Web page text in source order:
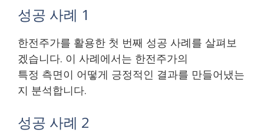
성공 사례 1
한전주가를 활용한 첫 번째 성공 사례를 살펴보
겠습니다. 이 사례에서는 한전주가의
특정 측면이 어떻게 긍정적인 결과를 만들어냈는
지 분석합니다.
성공 사례 2